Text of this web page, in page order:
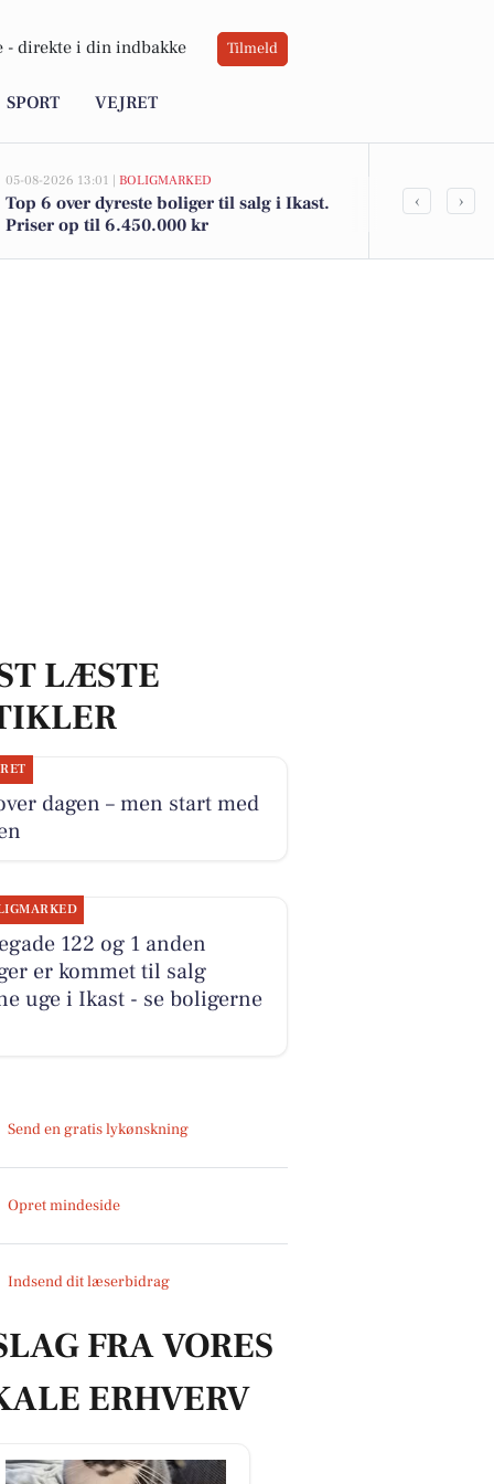
- direkte i din indbakke Tilmeld
SPORT VEJRET
05-08-2026 13:01 | BOLIGMARKED
Top 6 over dyreste boliger til salg i Ikast.
Priser op til 6.450.000 kr
Oplev en
‹ ›
LÆSTE
dagen – men start med
122 og 1 anden
er kommet til salg
uge i Ikast - se boligerne
Send en gratis lykønskning
Opret mindeside
Indsend dit læserbidrag
FRA VORES
ERHVERV